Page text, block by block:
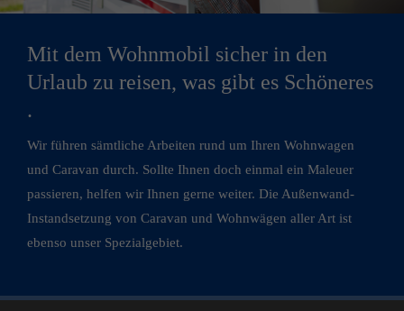
Mit dem Wohnmobil sicher in den
Urlaub zu reisen, was gibt es Schöneres
.
Wir führen sämtliche Arbeiten rund um Ihren Wohnwagen
und Caravan durch. Sollte Ihnen doch einmal ein Maleuer
passieren, helfen wir Ihnen gerne weiter. Die Außenwand-
Instandsetzung von Caravan und Wohnwägen aller Art ist
ebenso unser Spezialgebiet.